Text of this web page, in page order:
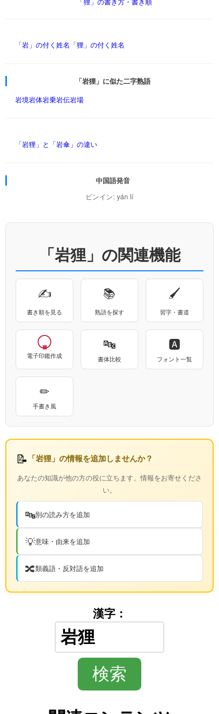
「岩」の付く姓名 「狸」の付く姓名
「岩狸」に似た二字熟語
岩境岩体岩乗岩伝岩場
「岩狸」と「岩傘」の違い
中国語発音
ピンイン: yán lí
「岩狸」の関連機能
✍
書き順を見る
📚
熟語を探す
🖌
習字・書道
電子印鑑作成
🔤
書体比較
🅰
フォント一覧
✏
手書き風
📝 「岩狸」の情報を追加しませんか？
あなたの知識が他の方の役に立ちます。情報をお寄せくださ
い。
🔤別の読み方を追加
💡意味・由来を追加
🔀類義語・反対語を追加
漢字：